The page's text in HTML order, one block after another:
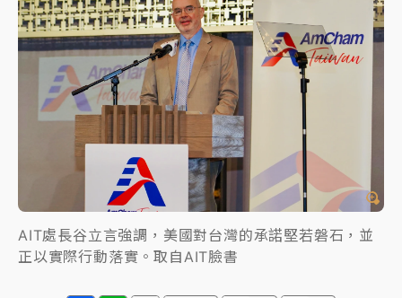
物醫籲多吃蔬果代謝
《知新聞》揭「運科計畫」人體實驗黑幕 運動部不追
究！遭監委質疑
台股處置新制明天上路 4大鬆綁一次看
鎢業董座離奇命喪豪宅！檢警3方向追出前
員工犯案 破案關鍵曝
AIT處長谷立言強調，美國對台灣的承諾堅若磐石，並
正以實際行動落實。取自AIT臉書